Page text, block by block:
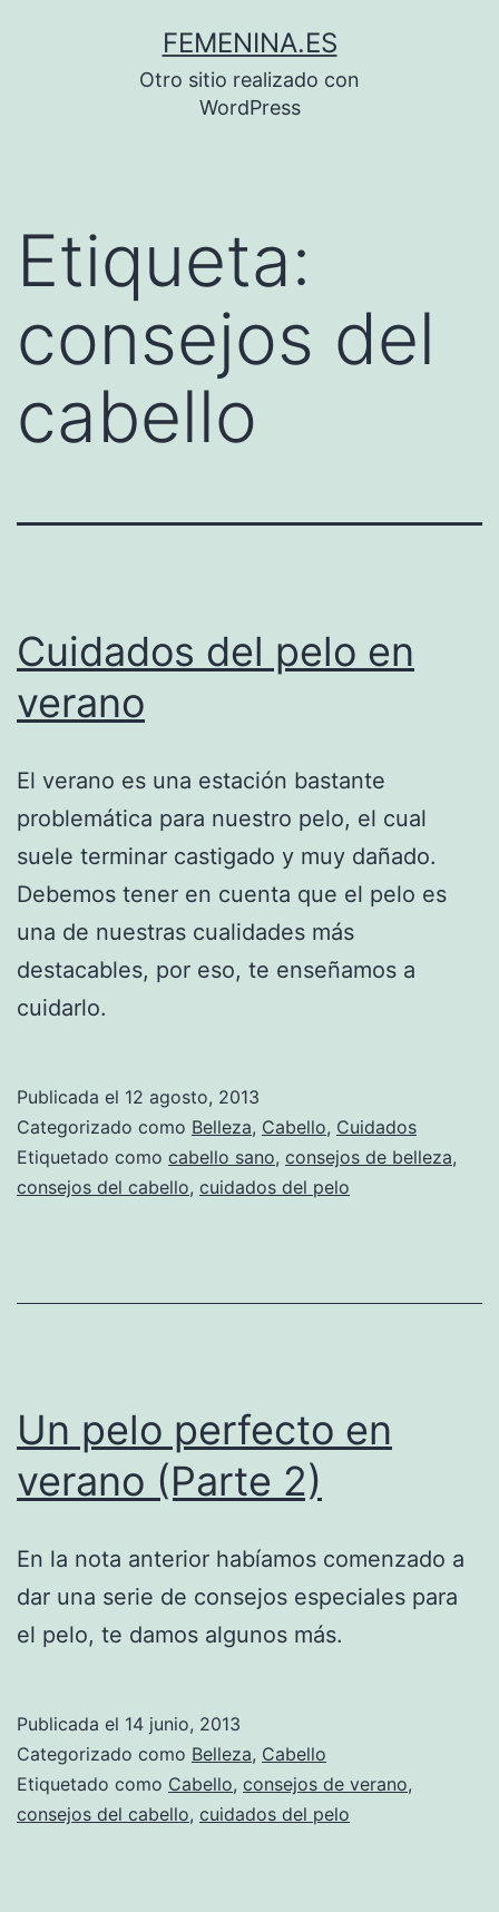
FEMENINA.ES
Otro sitio realizado con
WordPress
Etiqueta:
consejos del
cabello
Cuidados del pelo en
verano
El verano es una estación bastante
problemática para nuestro pelo, el cual
suele terminar castigado y muy dañado.
Debemos tener en cuenta que el pelo es
una de nuestras cualidades más
destacables, por eso, te enseñamos a
cuidarlo.
Publicada el 12 agosto, 2013
Categorizado como Belleza, Cabello, Cuidados
Etiquetado como cabello sano, consejos de belleza,
consejos del cabello, cuidados del pelo
Un pelo perfecto en
verano (Parte 2)
En la nota anterior habíamos comenzado a
dar una serie de consejos especiales para
el pelo, te damos algunos más.
Publicada el 14 junio, 2013
Categorizado como Belleza, Cabello
Etiquetado como Cabello, consejos de verano,
consejos del cabello, cuidados del pelo